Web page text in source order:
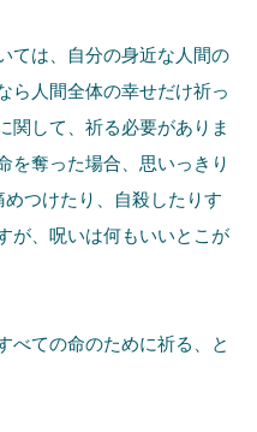
ては、自分の身近な人間の
ら人間全体の幸せだけ祈っ
関して、祈る必要がありま
を奪った場合、思いっきり
つけたり、自殺したりす
が、呪いは何もいいとこが
べての命のために祈る、と